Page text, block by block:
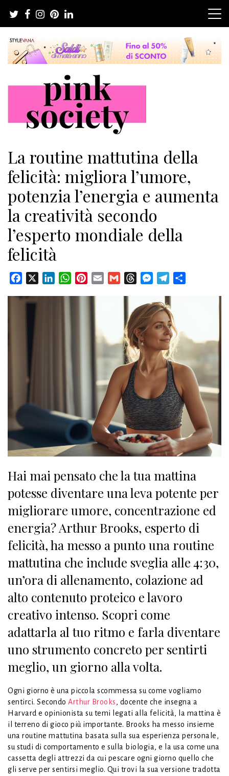
contenuto
Pink Society
La routine mattutina della
felicità: migliora l’umore,
potenzia l’energia e aumenta
la creatività secondo
l’esperto mondiale della
felicità
Facebook LinkedInWhatsAppPinterest
Email Gmail ThreadsMessenger
Telegram
Hai mai pensato che la tua mattina
potesse diventare una leva potente per
migliorare umore, concentrazione ed
energia? Arthur Brooks, esperto di
felicità, ha messo a punto una routine
mattutina che include sveglia alle 4:30,
un’ora di allenamento, colazione ad
alto contenuto proteico e lavoro
creativo intenso. Scopri come
adattarla al tuo ritmo e farla diventare
uno strumento concreto per sentirti
meglio, un giorno alla volta.
Ogni giorno è una piccola scommessa su come vogliamo
sentirci. Secondo Arthur Brooks, docente che insegna a
Harvard e opinionista su temi legati alla felicità, la mattina è
il terreno di gioco più importante. Brooks ha messo insieme
una routine mattutina basata sulla sua esperienza personale,
su studi di comportamento e sulla biologia, e la usa come una
cassetta degli attrezzi da cui pescare ogni giorno quello che
gli serve per sentirsi meglio. Qui trovi la sua versione tradotta